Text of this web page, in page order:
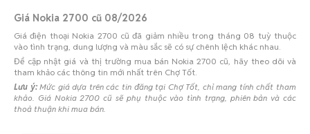
Giá Nokia 2700 cũ 08/2026
Giá điện thoại Nokia 2700 cũ đã giảm nhiều trong tháng 08 tuỳ thuộc
vào tình trạng, dung lượng và màu sắc sẽ có sự chênh lệch khác nhau.
Để cập nhật giá và thị trường mua bán Nokia 2700 cũ, hãy theo dõi và
tham khảo các thông tin mới nhất trên Chợ Tốt.
Lưu ý:Mức giá dựa trên các tin đăng tại Chợ Tốt, chỉ mang tính chất tham
khảo. Giá Nokia 2700 cũ sẽ phụ thuộc vào tình trạng, phiên bản và các
thoả thuận khi mua bán.